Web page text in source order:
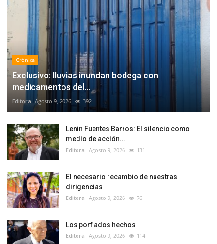
Crónica
Exclusivo: lluvias inundan bodega con
medicamentos del...
Editora Agosto 9, 2026 392
Lenin Fuentes Barros: El silencio como
medio de acción...
Editora Agosto 9, 2026 131
El necesario recambio de nuestras
dirigencias
Editora Agosto 9, 2026 76
Los porfiados hechos
Editora Agosto 9, 2026 114